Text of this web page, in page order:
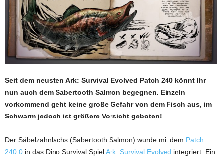
Seit dem neusten Ark: Survival Evolved Patch 240 könnt Ihr
nun auch dem Sabertooth Salmon begegnen. Einzeln
vorkommend geht keine große Gefahr von dem Fisch aus, im
Schwarm jedoch ist größere Vorsicht geboten!
Der Säbelzahnlachs (Sabertooth Salmon) wurde mit dem Patch
240.0 in das Dino Survival SpielArk: Survival Evolved integriert. Ein